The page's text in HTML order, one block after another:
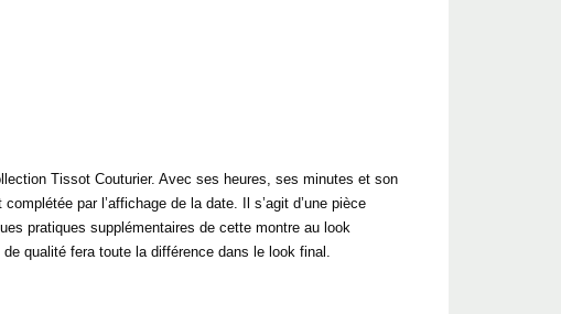
Tissot Couturier. Avec ses heures, ses minutes et son
par l’affichage de la date. Il s’agit d’une pièce
pratiques supplémentaires de cette montre au look
qualité fera toute la différence dans le look final.